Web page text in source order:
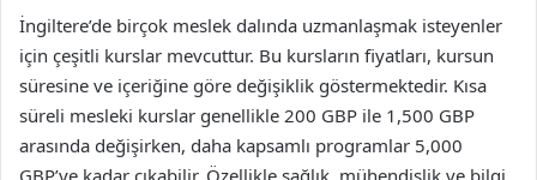
İngiltere’de birçok meslek dalında uzmanlaşmak isteyenler
için çeşitli kurslar mevcuttur. Bu kursların fiyatları, kursun
süresine ve içeriğine göre değişiklik göstermektedir. Kısa
süreli mesleki kurslar genellikle 200 GBP ile 1,500 GBP
arasında değişirken, daha kapsamlı programlar 5,000
GBP’ye kadar çıkabilir. Özellikle sağlık, mühendislik ve bilgi